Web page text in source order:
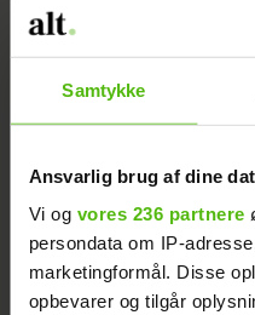
Samtykke
Ansvarlig brug af dine
Vi og vores 236 partnere
persondata om IP-
marketingformål. Disse
opbevarer og tilgår
Sisse Sejr-